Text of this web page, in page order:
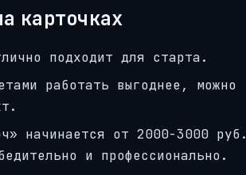
карточках
подходит для старта.
работать выгоднее, можно
начинается от 2000-3000 руб.
и профессионально.